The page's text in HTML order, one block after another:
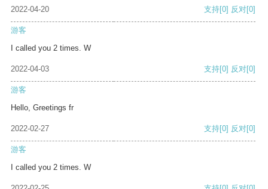
2022-04-20 支持[0] 反对[0]
游客
I called you 2 times. W
2022-04-03 支持[0] 反对[0]
游客
Hello, Greetings fr
2022-02-27 支持[0] 反对[0]
游客
I called you 2 times. W